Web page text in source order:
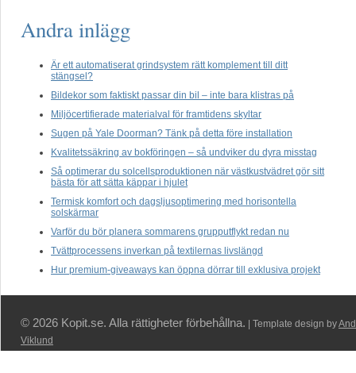
Andra inlägg
Är ett automatiserat grindsystem rätt komplement till ditt
stängsel?
Bildekor som faktiskt passar din bil – inte bara klistras på
Miljöcertifierade materialval för framtidens skyltar
Sugen på Yale Doorman? Tänk på detta före installation
Kvalitetssäkring av bokföringen – så undviker du dyra misstag
Så optimerar du solcellsproduktionen när västkustvädret gör sitt
bästa för att sätta käppar i hjulet
Termisk komfort och dagsljusoptimering med horisontella
solskärmar
Varför du bör planera sommarens grupputflykt redan nu
Tvättprocessens inverkan på textilernas livslängd
Hur premium-giveaways kan öppna dörrar till exklusiva projekt
© 2026 Kopit.se. Alla rättigheter förbehållna. | Template design by
Viklund